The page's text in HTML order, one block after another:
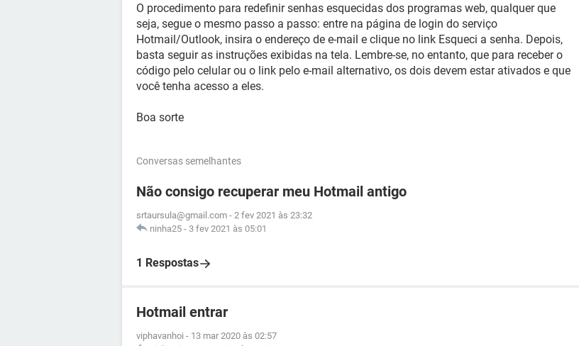
O procedimento para redefinir senhas esquecidas dos programas web, qualquer que
seja, segue o mesmo passo a passo: entre na página de login do serviço
Hotmail/Outlook, insira o endereço de e-mail e clique no link Esqueci a senha. Depois,
basta seguir as instruções exibidas na tela. Lembre-se, no entanto, que para receber o
código pelo celular ou o link pelo e-mail alternativo, os dois devem estar ativados e que
você tenha acesso a eles.
Boa sorte
Conversas semelhantes
Não consigo recuperar meu Hotmail antigo
srtaursula@gmail.com - 2 fev 2021 às 23:32
ninha25 - 3 fev 2021 às 05:01
1 Respostas
Hotmail entrar
viphavanhoi - 13 mar 2020 às 02:57